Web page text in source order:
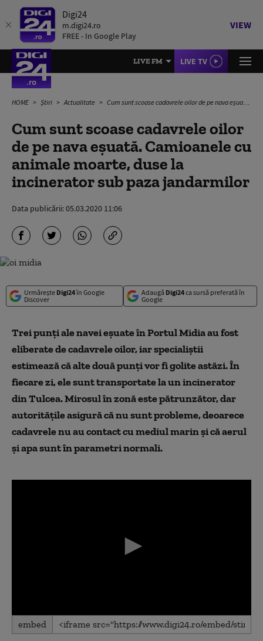
Digi24
m.digi24.ro
FREE - In Google Play
VIEW
LIVE FM LIVE TV
HOME Știri Actualitate Cum sunt scoase cadavrele oilor de pe nava eşuată. Camioanele cu animale moarte, duse la incinerator sub paza jandarmilor
Cum sunt scoase cadavrele oilor
de pe nava eşuată. Camioanele cu
animale moarte, duse la
incinerator sub paza jandarmilor
Data publicării:05.03.2020 11:06
Urmărește Digi24în Google
Discover
Adaugă Digi24ca sursă preferată în
Google
Trei punţi ale navei eşuate în Portul Midia au fost
eliberate de cadavrele oilor, iar specialiştii
estimează că alte două punţi vor fi golite astăzi. În
fiecare zi, ele sunt transportate la un incinerator
din Tulcea. Mirosul în zonă este pătrunzător, dar
autorităţile asigură că nu sunt probleme, deoarece
cadavrele nu au contact cu mediul marin şi că aerul
şi apa sunt în parametri normali.
0
seconds
embed